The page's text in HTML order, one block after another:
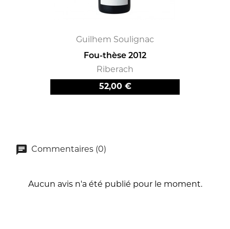
Guilhem Soulignac
Fou-thèse 2012
Riberach
Prix
52,00 €
Commentaires (0)
Aucun avis n'a été publié pour le moment.